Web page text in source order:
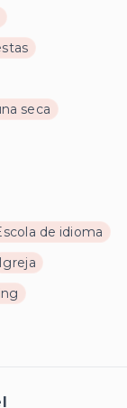
seca
de idioma
Igreja